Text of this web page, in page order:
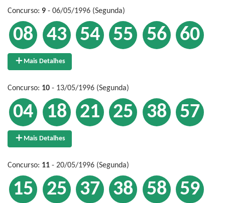
Concurso: 9 - 06/05/1996 (Segunda)
08 43 54 55 56 60
Mais Detalhes
Concurso: 10 - 13/05/1996 (Segunda)
04 18 21 25 38 57
Mais Detalhes
Concurso: 11 - 20/05/1996 (Segunda)
15 25 37 38 58 59